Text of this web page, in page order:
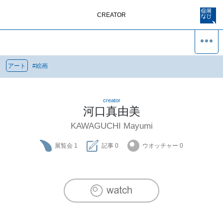
CREATOR
アート #絵画
creator
河口真由美
KAWAGUCHI Mayumi
展覧会 1 記事 0 ウオッチャー 0